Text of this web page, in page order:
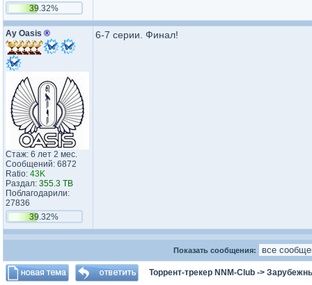
39.32%
Ay Oasis ®
Стаж: 6 лет 2 мес.
Сообщений: 6872
Ratio: 43K
Раздал: 355.3 TB
Поблагодарили:
27836
39.32%
6-7 серии. Финал!
Показать сообщения:
Торрент-трекер NNM-Club ->